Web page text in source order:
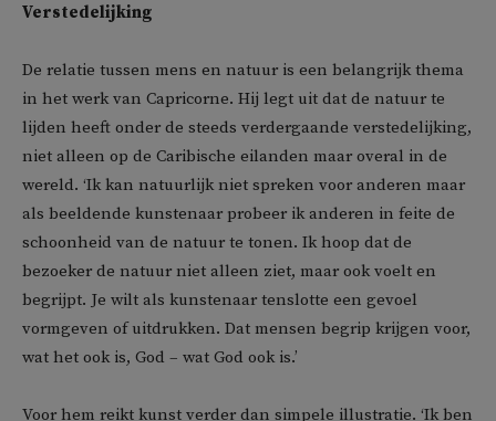
Verstedelijking
De relatie tussen mens en natuur is een belangrijk thema
in het werk van Capricorne. Hij legt uit dat de natuur te
lijden heeft onder de steeds verdergaande verstedelijking,
niet alleen op de Caribische eilanden maar overal in de
wereld. ‘Ik kan natuurlijk niet spreken voor anderen maar
als beeldende kunstenaar probeer ik anderen in feite de
schoonheid van de natuur te tonen. Ik hoop dat de
bezoeker de natuur niet alleen ziet, maar ook voelt en
begrijpt. Je wilt als kunstenaar tenslotte een gevoel
vormgeven of uitdrukken. Dat mensen begrip krijgen voor,
wat het ook is, God – wat God ook is.’
Voor hem reikt kunst verder dan simpele illustratie. ‘Ik ben